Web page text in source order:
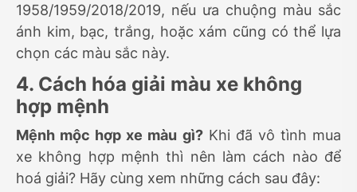
1958/1959/2018/2019, nếu ưa chuộng màu sắc
ánh kim, bạc, trắng, hoặc xám cũng có thể lựa
chọn các màu sắc này.
4. Cách hóa giải màu xe không
hợp mệnh
Mệnh mộc hợp xe màu gì?Khi đã vô tình mua
xe không hợp mệnh thì nên làm cách nào để
hoá giải? Hãy cùng xem những cách sau đây: